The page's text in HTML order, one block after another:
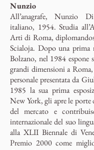
Nunzio
All’anagrafe, Nunzio
italiano, 1954. Studia
Arti di Roma,
Scialoja. Dopo una prima
Bolzano, nel 1984 espone
grandi dimensioni a
personale presentata da
1985 la sua prima
New York, gli apre le porte
del mercato e
internazionale del suo
alla XLII Biennale di
Premio 2000 come